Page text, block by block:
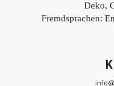
Deko,
Fremdsprachen: